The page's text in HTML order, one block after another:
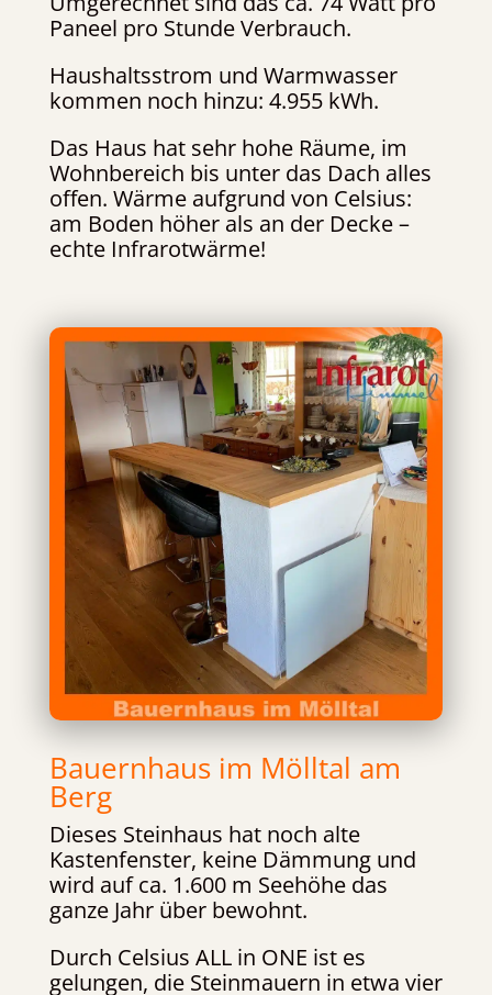
Paneel pro Stunde Verbrauch.
Haushaltsstrom und Warmwasser
kommen noch hinzu: 4.955 kWh.
Das Haus hat sehr hohe Räume, im
Wohnbereich bis unter das Dach alles
offen. Wärme aufgrund von Celsius:
am Boden höher als an der Decke –
echte Infrarotwärme!
Bauernhaus im Mölltal am
Berg
Dieses Steinhaus hat noch alte
Kastenfenster, keine Dämmung und
wird auf ca. 1.600 m Seehöhe das
ganze Jahr über bewohnt.
Durch Celsius ALL in ONE ist es
gelungen, die Steinmauern in etwa vier